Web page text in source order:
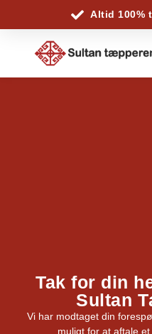
Altid 100%
Tak for din
Sultan
Vi har modtaget din
muligt for at aftale